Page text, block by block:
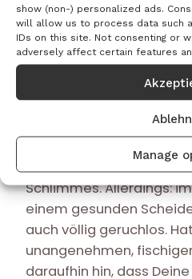
show (non-) personalized ads.
will allow us to process data such
IDs on this site. Not consenting or
adversely affect certain features
Manage
dort auf der Lubrikation
lubricare = schlüpfrig,
wird aus dem
umgibt, Flüssigkeit
Fischiges Alarmsignal
Fazit: Ausfluss ist ein
Phänomen, und nichts
Schlimmes. Allerdings:
einem gesunden
auch völlig geruchlos.
unangenehmen,
daraufhin hin, dass